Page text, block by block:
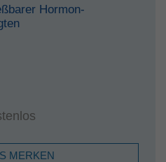
Hormon-
MERKEN